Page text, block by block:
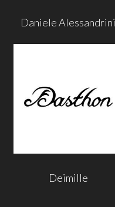
Daniele Alessandrini
Deimille